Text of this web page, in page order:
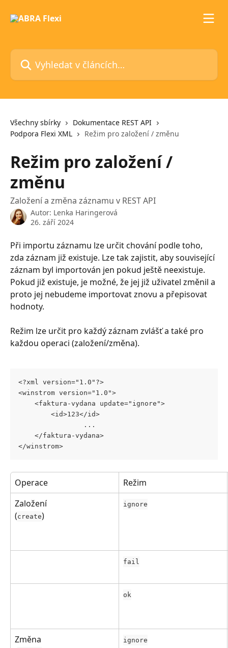
Vyhledat v článcích…
Všechny sbírky
Dokumentace REST API
Podpora Flexi XML
Režim pro založení / změnu
Režim pro založení /
změnu
Založení a změna záznamu v REST API
Autor: Lenka Haringerová
26. září 2024
Při importu záznamu lze určit chování podle toho,
zda záznam již existuje. Lze tak zajistit, aby související
záznam byl importován jen pokud ještě neexistuje.
Pokud již existuje, je možné, že jej již uživatel změnil a
proto jej nebudeme importovat znovu a přepisovat
hodnoty.
Režim lze určit pro každý záznam zvlášť a také pro
každou operaci (založení/změna).
<?xml version="1.0"?>
<winstrom version="1.0">
	<faktura-vydana update="ignore">
		<id>123</id>
                ...
	</faktura-vydana>
</winstrom>
Operace
Režim
Založení
(create)
ignore
fail
ok
Změna
ignore